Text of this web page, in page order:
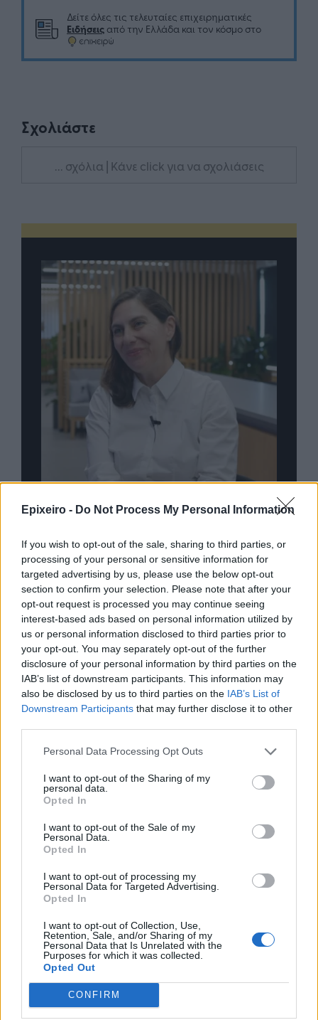
Epixeiro - Do Not Process My Personal Information
If you wish to opt-out of the sale, sharing to third parties, or
processing of your personal or sensitive information for
targeted advertising by us, please use the below opt-out
section to confirm your selection. Please note that after your
opt-out request is processed you may continue seeing
interest-based ads based on personal information utilized by
us or personal information disclosed to third parties prior to
your opt-out. You may separately opt-out of the further
disclosure of your personal information by third parties on the
IAB’s list of downstream participants. This information may
also be disclosed by us to third parties on the IAB’s List of
Downstream Participants that may further disclose it to other
Personal Data Processing Opt Outs
I want to opt-out of the Sharing of my
personal data.
Opted In
I want to opt-out of the Sale of my
Personal Data.
Opted In
I want to opt-out of processing my
Personal Data for Targeted Advertising.
Opted In
I want to opt-out of Collection, Use,
Retention, Sale, and/or Sharing of my
Personal Data that Is Unrelated with the
Purposes for which it was collected.
Opted Out
CONFIRM
Δείτε όλες τις τελευταίες επιχειρηματικές
Ειδήσεις από την Ελλάδα και τον κόσμο στο
Σχολιάστε
... σχόλια | Κάνε click για να σχολιάσεις
Η ομάδα σου μεγαλώνει. Tο γραφείο
Advertorial
Περισσότερα από το
Ταχιάος: Ξεκινούν από απόψε τα
δοκιμαστικά δρομολόγια της
επέκτασης του Μετρό
Θεσσαλονίκης προς την
Καλαμαριά
Ειδικό Χωροταξικό Πλαίσιο για
τον Τουρισμό: Οι αλλαγές που
Συστήματα Αεροναυτιλίας του
νέου Διεθνούς Αερολιμένα
Ηρακλείου Κρήτης στο Καστέλλι
Δημόσιο: Άκυρες από 1η